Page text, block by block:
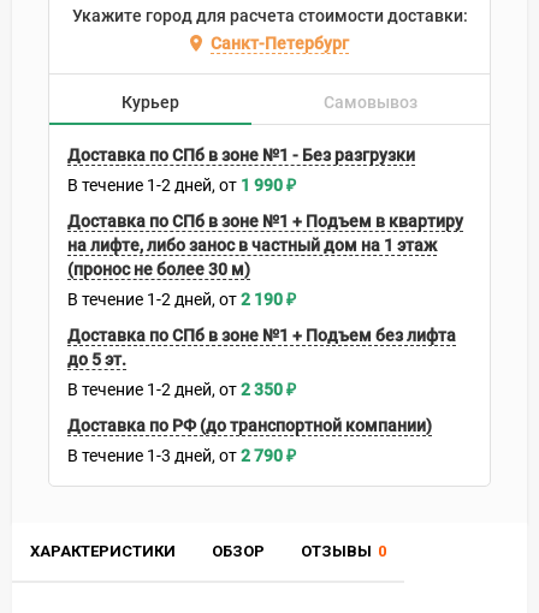
ХАРАКТЕРИСТИКИ ОБЗОР ОТЗЫВЫ 0
Укажите город для расчета стоимости доставки:
Санкт-Петербург
Курьер Самовывоз
Доставка по СПб в зоне №1 - Без разгрузки
В течение 1-2 дней 1 990₽
Доставка по СПб в зоне №1 + Подъем в квартиру
на лифте, либо занос в частный дом на 1 этаж
(пронос не более 30 м)
В течение 1-2 дней 2 190₽
Доставка по СПб в зоне №1 + Подъем без лифта
до 5 эт.
В течение 1-2 дней 2 350₽
Доставка по РФ (до транспортной компании)
В течение 1-3 дней 2 790₽